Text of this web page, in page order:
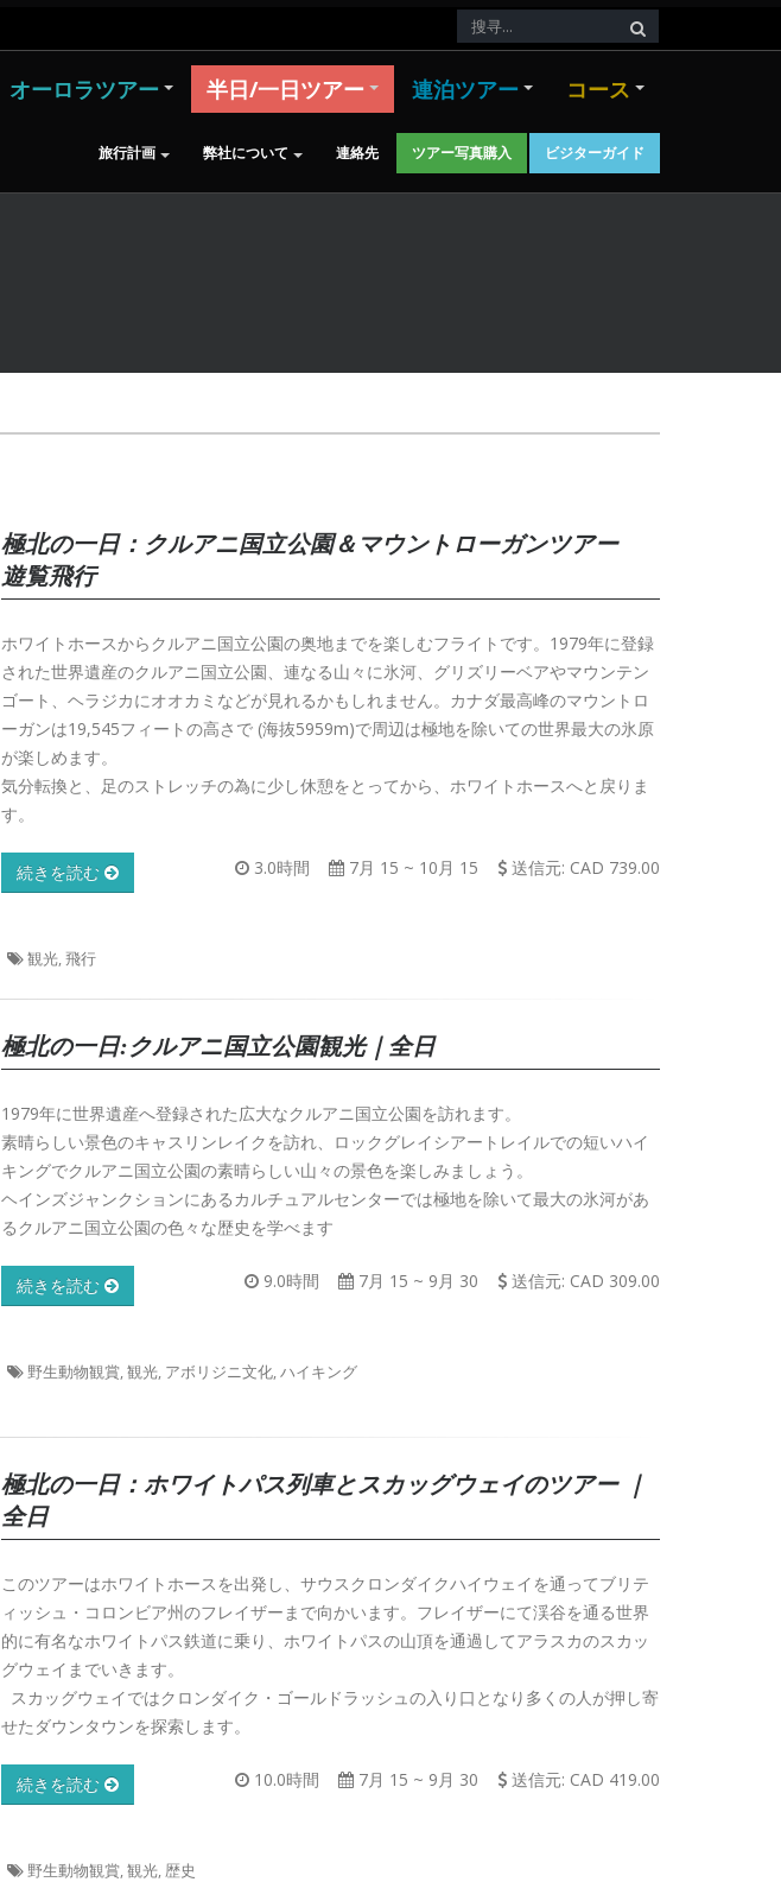
オーロラツアー 半日/一日ツアー 連泊ツアー コース
旅行計画 弊社について 連絡先 ツアー写真購入 ビジターガイド
極北の一日：クルアニ国立公園＆マウントローガンツアー
遊覧飛行
ホワイトホースからクルアニ国立公園の奥地までを楽しむフライトです。1979年に登録
された世界遺産のクルアニ国立公園、連なる山々に氷河、グリズリーベアやマウンテン
ゴート、ヘラジカにオオカミなどが見れるかもしれません。カナダ最高峰のマウントロ
ーガンは19,545フィートの高さで (海抜5959m)で周辺は極地を除いての世界最大の氷原
が楽しめます。
気分転換と、足のストレッチの為に少し休憩をとってから、ホワイトホースへと戻りま
す。
3.0時間 7月 15 ~ 10月 15 送信元: CAD 739.00
続きを読む
観光, 飛行
極北の一日:クルアニ国立公園観光｜全日
1979年に世界遺産へ登録された広大なクルアニ国立公園を訪れます。
素晴らしい景色のキャスリンレイクを訪れ、ロックグレイシアートレイルでの短いハイ
キングでクルアニ国立公園の素晴らしい山々の景色を楽しみましょう。
ヘインズジャンクションにあるカルチュアルセンターでは極地を除いて最大の氷河があ
るクルアニ国立公園の色々な歴史を学べます
9.0時間 7月 15 ~ 9月 30 送信元: CAD 309.00
続きを読む
野生動物観賞, 観光, アボリジニ文化, ハイキング
極北の一日：ホワイトパス列車とスカッグウェイのツアー ｜
全日
このツアーはホワイトホースを出発し、サウスクロンダイクハイウェイを通ってブリテ
ィッシュ・コロンビア州のフレイザーまで向かいます。フレイザーにて渓谷を通る世界
的に有名なホワイトパス鉄道に乗り、ホワイトパスの山頂を通過してアラスカのスカッ
グウェイまでいきます。
スカッグウェイではクロンダイク・ゴールドラッシュの入り口となり多くの人が押し寄
せたダウンタウンを探索します。
10.0時間 7月 15 ~ 9月 30 送信元: CAD 419.00
続きを読む
野生動物観賞, 観光, 歴史